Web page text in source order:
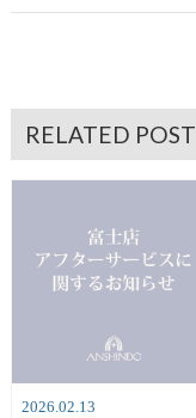
RELATED POST
2026.02.13